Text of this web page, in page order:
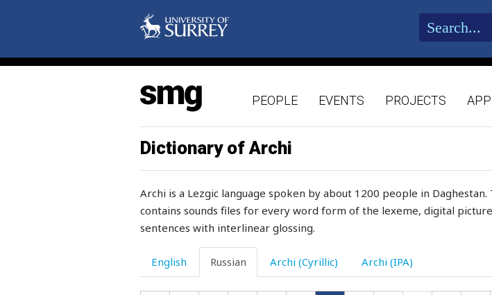
PEOPLE EVENTS PROJECTS
Dictionary of Archi
Archi is a Lezgic language spoken by about 1200 people in
contains sounds files for every word form of the lexeme, digital
sentences with interlinear glossing.
English Russian Archi (Cyrillic) Archi (IPA)
жарко
жвачка
жвачное
жевать
желание
желанный
желать
желвак